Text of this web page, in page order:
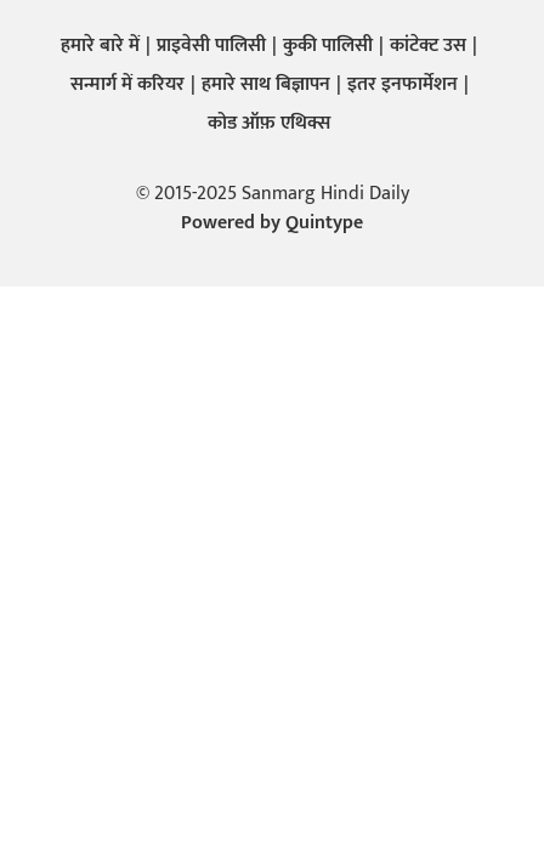
हमारे बारे में प्राइवेसी पालिसी कुकी पालिसी कांटेक्ट उस
सन्मार्ग में करियर हमारे साथ बिज्ञापन इतर इनफार्मेशन
कोड ऑफ़ एथिक्स
© 2015-2025 Sanmarg Hindi Daily
Powered byQuintype